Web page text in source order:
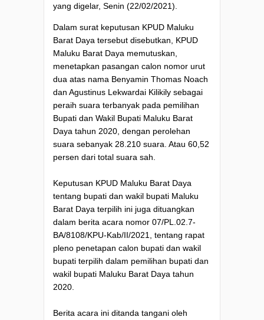
yang digelar, Senin (22/02/2021).
Dalam surat keputusan KPUD Maluku
Barat Daya tersebut disebutkan, KPUD
Maluku Barat Daya memutuskan,
menetapkan pasangan calon nomor urut
dua atas nama Benyamin Thomas Noach
dan Agustinus Lekwardai Kilikily sebagai
peraih suara terbanyak pada pemilihan
Bupati dan Wakil Bupati Maluku Barat
Daya tahun 2020, dengan perolehan
suara sebanyak 28.210 suara. Atau 60,52
persen dari total suara sah.
Keputusan KPUD Maluku Barat Daya
tentang bupati dan wakil bupati Maluku
Barat Daya terpilih ini juga dituangkan
dalam berita acara nomor 07/PL.02.7-
BA/8108/KPU-Kab/II/2021, tentang rapat
pleno penetapan calon bupati dan wakil
bupati terpilih dalam pemilihan bupati dan
wakil bupati Maluku Barat Daya tahun
2020.
Berita acara ini ditanda tangani oleh